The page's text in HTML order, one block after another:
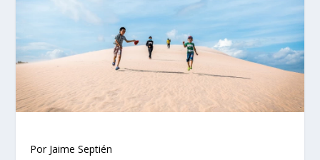
Por Jaime Septién